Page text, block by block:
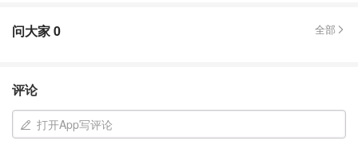
问大家0 全部
评论
打开App写评论